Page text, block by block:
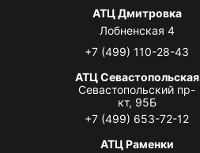
АТЦ Дмитровка
Лобненская 4
+7 (499) 110-28-43
АТЦ Севастопольская
Севастопольский пр-
кт, 95Б
+7 (499) 653-72-12
АТЦ Раменки